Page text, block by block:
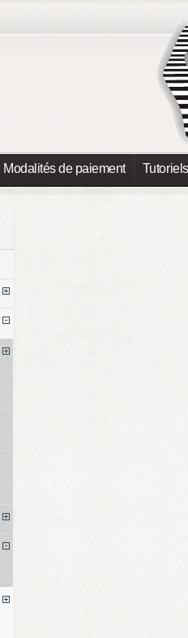
Modalités de paiement Tutoriels